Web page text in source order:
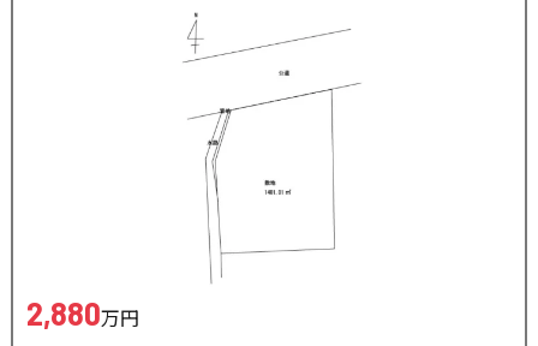
2,880万円